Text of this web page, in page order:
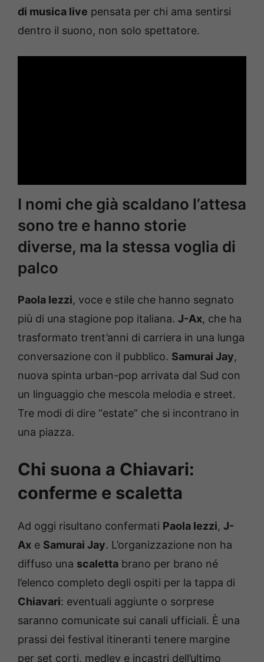
di musica live pensata per chi ama sentirsi
dentro il suono, non solo spettatore.
I nomi che già scaldano l’attesa
sono tre e hanno storie
diverse, ma la stessa voglia di
palco
Paola Iezzi, voce e stile che hanno segnato
più di una stagione pop italiana. J-Ax, che ha
trasformato trent’anni di carriera in una lunga
conversazione con il pubblico. Samurai Jay,
nuova spinta urban-pop arrivata dal Sud con
un linguaggio che mescola melodia e street.
Tre modi di dire “estate” che si incontrano in
una piazza.
Chi suona a Chiavari:
conferme e scaletta
Ad oggi risultano confermati Paola Iezzi, J-
Ax e Samurai Jay. L’organizzazione non ha
diffuso una scaletta brano per brano né
l’elenco completo degli ospiti per la tappa di
Chiavari: eventuali aggiunte o sorprese
saranno comunicate sui canali ufficiali. È una
prassi dei festival itineranti tenere margine
per set corti, medley e incastri dell’ultimo